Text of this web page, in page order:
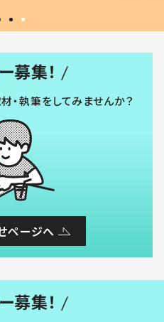
募集！
・執筆をしてみませんか？
ページへ
募集！